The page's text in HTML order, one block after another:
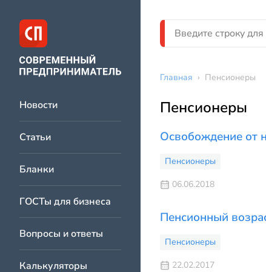
Новости
Статьи
Бланки
ГОСТы для бизнеса
Вопросы и ответы
Калькуляторы
Главная › Пенсионеры
Пенсионеры
Освобождение от
Пенсионеры
06.06.2018
Пенсионный
Пенсионеры
22.02.2017